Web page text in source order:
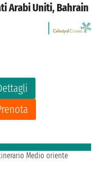
Arabi Uniti, Bahrain